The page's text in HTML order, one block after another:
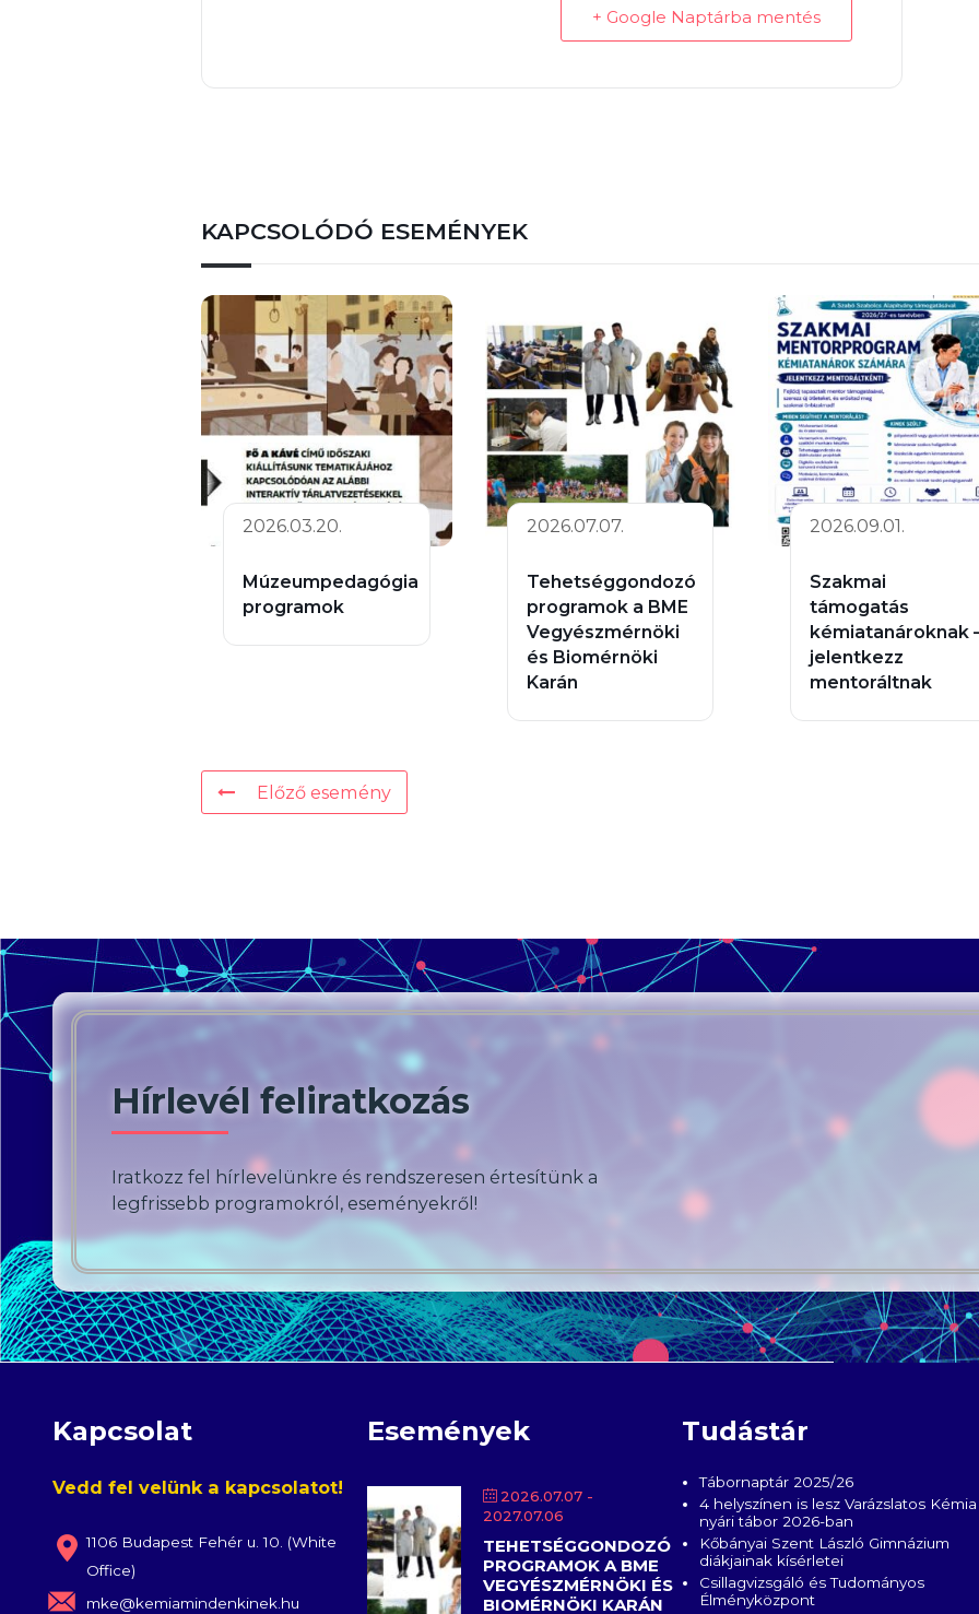
+ Google Naptárba mentés
KAPCSOLÓDÓ ESEMÉNYEK
2026.03.20.
Múzeumpedagógia
programok
2026.07.07.
Tehetséggondozó
programok a BME
Vegyészmérnöki
és Biomérnöki
Karán
2026.09.01.
Szakmai
támogatás
kémiatanároknak
jelentkezz
mentoráltnak
Előző esemény
Hírlevél feliratkozás
Iratkozz fel hírlevelünkre és rendszeresen értesítünk a
legfrissebb programokról, eseményekről!
Kapcsolat
Vedd fel velünk a kapcsolatot!
1106 Budapest Fehér u. 10. (White
Office)
mke@kemiamindenkinek.hu
Események
2026.07.07-
2027.07.06
TEHETSÉGGONDOZÓ
PROGRAMOK A BME
VEGYÉSZMÉRNÖKI ÉS
BIOMÉRNÖKI KARÁN
Tudástár
Tábornaptár 2025/26
4 helyszínen is lesz Varázslatos Kémia
nyári tábor 2026-ban
Kőbányai Szent László Gimnázium
diákjainak kísérletei
Csillagvizsgáló és Tudományos
Élményközpont